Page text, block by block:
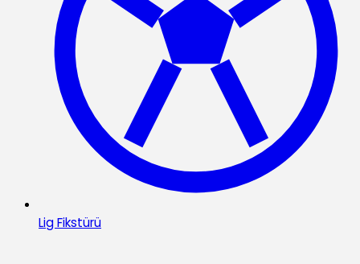
Lig Fikstürü